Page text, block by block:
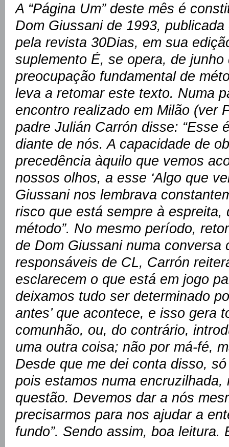
A “Página Um” deste mês é
Dom Giussani de 1993,
pela revista 30Dias, em sua
suplemento É, se opera, de
preocupação fundamental de
leva a retomar este texto. Numa
encontro realizado em Milão (ver
padre Julián Carrón disse: “Esse
diante de nós. A capacidade de
precedência àquilo que vemos
nossos olhos, a esse ‘Algo que
Giussani nos lembrava
risco que está sempre à espreita,
método”. No mesmo período,
de Dom Giussani numa conversa
responsáveis de CL, Carrón
esclarecem o que está em jogo
deixamos tudo ser determinado
antes’ que acontece, e isso gera
comunhão, ou, do contrário,
uma outra coisa; não por má-fé,
Desde que me dei conta disso,
pois estamos numa
questão. Devemos dar a nós
precisarmos para nos ajudar a
fundo”. Sendo assim, boa leitura.